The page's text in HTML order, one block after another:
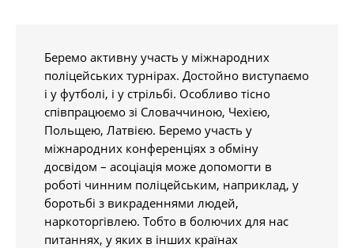
Беремо активну участь у міжнародних
поліцейських турнірах. Достойно виступаємо
і у футболі, і у стрільбі. Особливо тісно
співпрацюємо зі Словаччиною, Чехією,
Польщею, Латвією. Беремо участь у
міжнародних конференціях з обміну
досвідом – асоціація може допомогти в
роботі чинним поліцейським, наприклад, у
боротьбі з викраденнями людей,
наркоторгівлею. Тобто в болючих для нас
питаннях, у яких в інших країнах